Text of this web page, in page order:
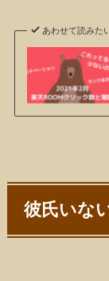
あわせて読みた
彼氏いな